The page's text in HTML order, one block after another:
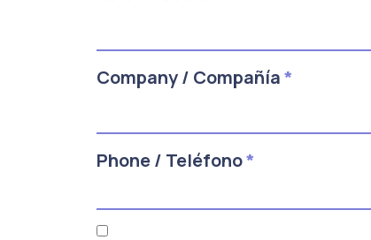
Company / Compañía*
Phone / Teléfono*